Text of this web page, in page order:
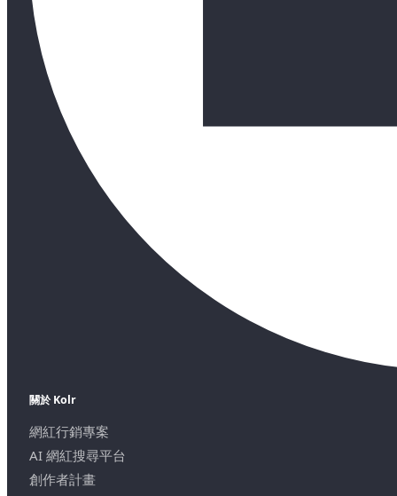
關於 Kolr
網紅行銷專案
AI 網紅搜尋平台
創作者計畫